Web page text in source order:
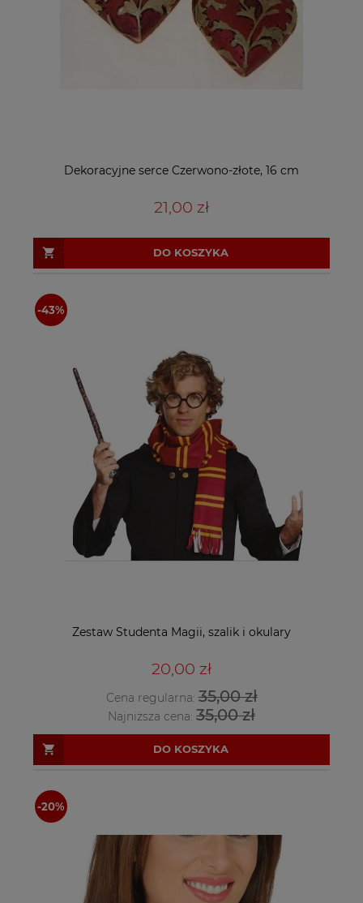
Dekoracyjne serce Czerwono-złote, 16 cm
21,00 zł
DO KOSZYKA
Zestaw Studenta Magii, szalik i okulary
20,00 zł
Cena regularna:35,00 zł
Najniższa cena: 35,00 zł
DO KOSZYKA